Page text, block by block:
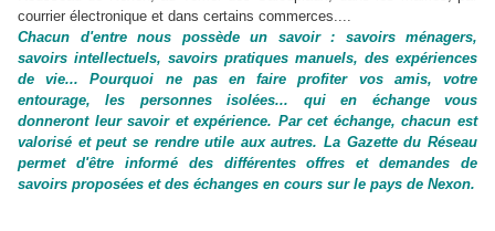
courrier électronique et dans certains commerces....
Chacun d'entre nous possède un savoir : savoirs ménagers,
savoirs intellectuels, savoirs pratiques manuels, des expériences
de vie... Pourquoi ne pas en faire profiter vos amis, votre
entourage, les personnes isolées... qui en échange vous
donneront leur savoir et expérience. Par cet échange, chacun est
valorisé et peut se rendre utile aux autres. La Gazette du Réseau
permet d'être informé des différentes offres et demandes de
savoirs proposées et des échanges en cours sur le pays de Nexon.